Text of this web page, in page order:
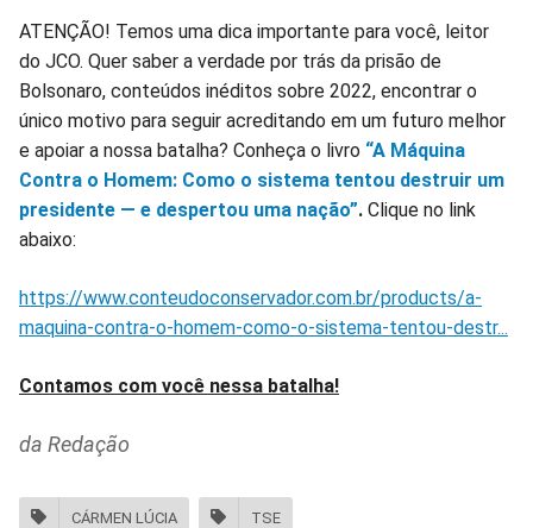
ATENÇÃO! Temos uma dica importante para você, leitor
do JCO. Quer saber a verdade por trás da prisão de
Bolsonaro, conteúdos inéditos sobre 2022, encontrar o
único motivo para seguir acreditando em um futuro melhor
e apoiar a nossa batalha? Conheça o livro “A Máquina
Contra o Homem: Como o sistema tentou destruir um
presidente — e despertou uma nação”. Clique no link
abaixo:
https://www.conteudoconservador.com.br/products/a-
maquina-contra-o-homem-como-o-sistema-tentou-destr...
Contamos com você nessa batalha!
da Redação
CÁRMEN LÚCIA TSE